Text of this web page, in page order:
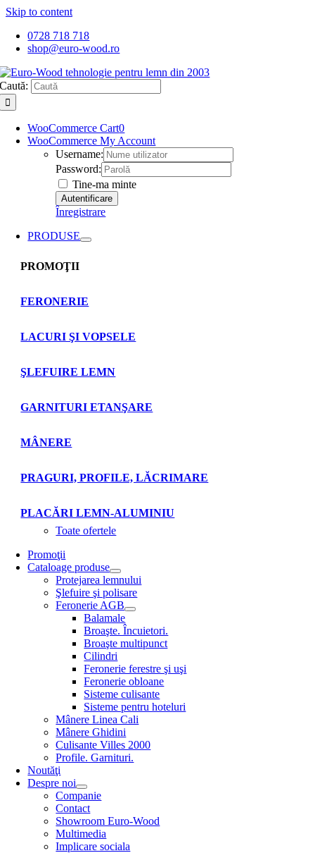
Skip to content
0728 718 718
shop@euro-wood.ro
Caută:
WooCommerce Cart0
WooCommerce My Account
Username:
Password:
Tine-ma minte
Înregistrare
PRODUSE
PROMOŢII
FERONERIE
LACURI ŞI VOPSELE
ŞLEFUIRE LEMN
GARNITURI ETANŞARE
MÂNERE
PRAGURI, PROFILE, LĂCRIMARE
PLACĂRI LEMN-ALUMINIU
Toate ofertele
Promoţii
Cataloage produse
Protejarea lemnului
Şlefuire şi polisare
Feronerie AGB
Balamale
Broaşte. Încuietori.
Broaşte multipunct
Cilindri
Feronerie ferestre şi uşi
Feronerie obloane
Sisteme culisante
Sisteme pentru hoteluri
Mânere Linea Cali
Mânere Ghidini
Culisante Villes 2000
Profile. Garnituri.
Noutăţi
Despre noi
Companie
Contact
Showroom Euro-Wood
Multimedia
Implicare sociala